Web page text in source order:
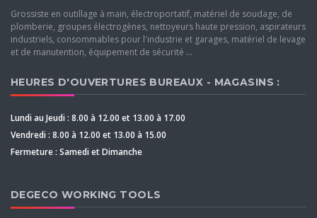
Grossiste en outillage à main, électroportatif, matériel de soudage, de
plomberie, groupes électrogènes, nettoyeurs haute pression, aspirateurs
industriels, consommables pour l'industrie et garages, matériel de levage
et de manutention, équipement de sécurité ...
HEURES D'OUVERTURES BUREAUX - MAGASINS :
Lundi au Jeudi : 8.00 à 12.00 et 13.00 à 17.00
Vendredi : 8.00 à 12.00 et 13.00 à 15.00
Fermeture : Samedi et Dimanche
DEGECO WORKING TOOLS